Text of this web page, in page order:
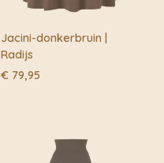
Jacini-donkerbruin |
Radijs
€ 79,95